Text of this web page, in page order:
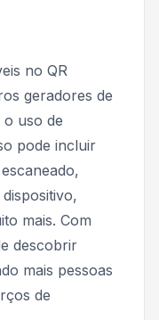
no QR
geradores de
uso de
pode incluir
mais. Com
descobrir
mais pessoas
de